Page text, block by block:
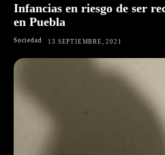
Infancias en riesgo de ser
en Puebla
Sociedad 13 SEPTIEMBRE, 2021